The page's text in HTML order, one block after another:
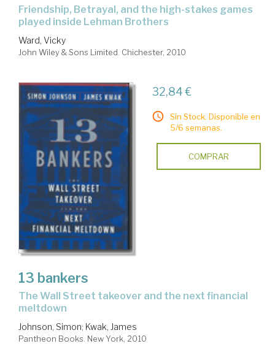
friendship, Betrayal, and the high-stakes games
played inside Lehman Brothers
Ward, Vicky
John Wiley & Sons Limited. Chichester, 2010
32,84 €
Sin Stock. Disponible en
5/6 semanas.
COMPRAR
13 bankers
the Wall Street takeover and the next financial
meltdown
Johnson, Simon; Kwak, James
Pantheon Books. New York, 2010